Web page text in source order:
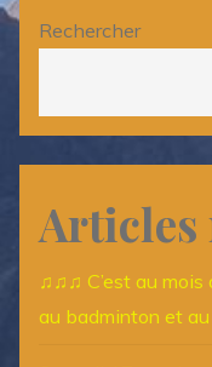
Rechercher
Articles
♫♫♫ C’est au mois
au badminton et